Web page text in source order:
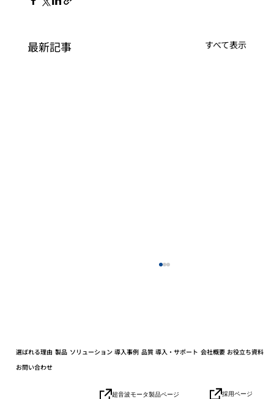
最新記事 すべて表示
小学生の社会科見学を開催しました
選ばれる理由 製品 ソリューション 導入事例 品質 導入・サポート 会社概要 お役立ち資料
お問い合わせ
超音波モータ製品ページ 採用ページ